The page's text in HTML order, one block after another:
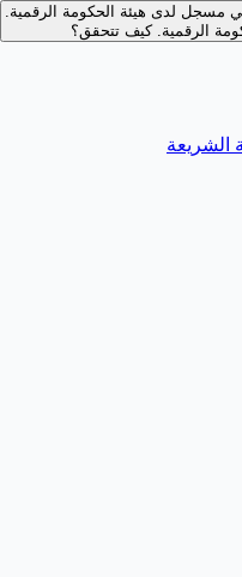
مسجل لدى هيئة الحكومة الرقمية.
الرقمية.كيف تتحقق؟
الشريعة